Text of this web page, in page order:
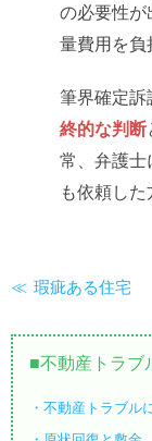
の必要性が
量費用を負
筆界確定訴
終的な判断
常、弁護士
も依頼した
瑕疵ある住宅
不動産トラブ
不動産トラブル